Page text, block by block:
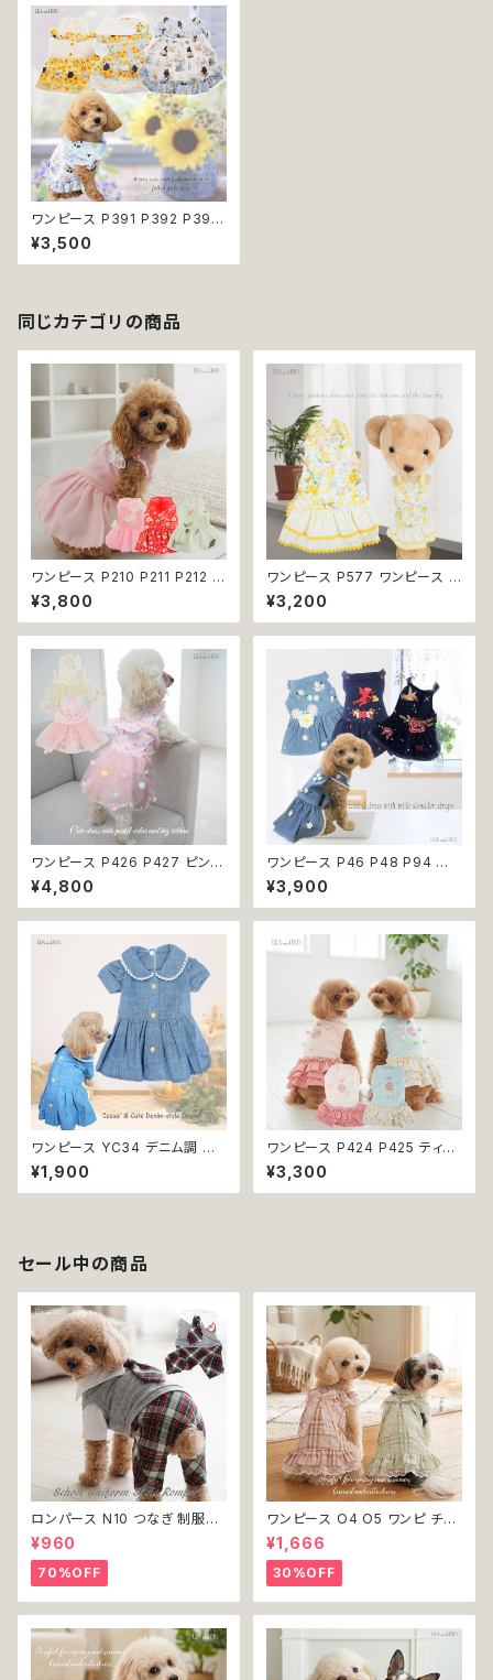
ワンピース P391 P392 P395
ホワイト ブルー イエロー ワン
ピ 犬 犬服 小型 猫 猫服 服 洋
服 ペット dog ドッグウェア おし
¥3,500
同じカテゴリの商品
ワンピース P210 P211 P212 犬
イエロー ピンク ホワイト レッド
レモン 蝶 フラワー 猫 ペット 服
犬服 犬の服 犬洋服 犬の洋服
洋服 dog ドッグウェア ドッグウ
エア 女の子 小型犬 おしゃれ か
わいい 可愛い 透け感 コットン
返品交換不可
¥3,800
ワンピース P577 ワンピース ド
レス ハンドメイド 花 スカート ト
ップス ティアードスカート 春 夏
パピー 小型犬 犬 猫 ペット 服
ウェア おしゃれ かわいい お出
かけ 返品交換不可
¥3,200
ワンピース P426 P427 ピンク
ホワイト ハンドメイド ビーズ 揺
れる リボン レース ドッグウェア
春夏 ドッグウエア ドッグ ウェア
プル 犬洋服 猫洋服 春 夏 洋服
女の子 男の子 小型 おしゃれ か
わいい 送料無料 返品交換不可
¥4,800
ワンピース P46 P48 P94 犬
服 フラワー デニム調 トップス ナ
チュラル ハンドメイド ブルー 青
花 パール風 ビーズ ドッグ ウェ
服 犬の服 犬洋服 洋服 女の子
小型 小型犬 猫 おしゃれ かわい
い 返品交換不可
¥3,900
ワンピース YC34 デニム調 紺
レース シンプル 女の子 春 夏
犬 犬服 小型 猫 服 洋服 ペット
dog ドッグウェア おしゃれ かわ
¥1,900
ワンピース P424 P425 ティア
ード ドット 水玉 ハンドメイド ド
ッグウェア 春夏 ドッグウエア ド
ッグ ウェア 犬 猫 ペット 服 犬服
¥3,300
セール中の商品
ロンパース N10 つなぎ 制服風
チェック柄 グレー 灰色 コスチュ
ーム コスプレ ドッグウェア dog
犬 猫 ペット 服 犬服 洋服 オシ
ャレ かわいい 小型犬 返品交換
不可
¥960
70%OFF
ワンピース O4 O5 ワンピ チェ
ック プリーツ レース 女の子 犬
犬服 小型 猫 服 洋服 ペット do
g ドッグウェア おしゃれ かわい
い 返品交換不可
¥1,666
30%OFF